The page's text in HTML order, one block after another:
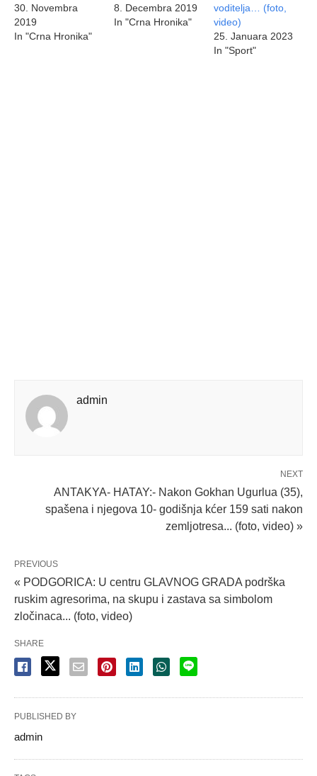
30. Novembra
2019
In "Crna Hronika"
8. Decembra 2019
In "Crna Hronika"
voditelja… (foto,
video)
25. Januara 2023
In "Sport"
admin
NEXT
ANTAKYA- HATAY:- Nakon Gokhan Ugurlua (35),
spašena i njegova 10- godišnja kćer 159 sati nakon
zemljotresa... (foto, video) »
PREVIOUS
« PODGORICA: U centru GLAVNOG GRADA podrška
ruskim agresorima, na skupu i zastava sa simbolom
zločinaca... (foto, video)
SHARE
PUBLISHED BY
admin